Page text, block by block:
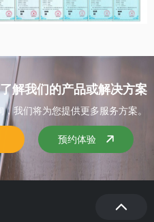
解我们的产品或解决方案
我们将为您提供更多服务方案。
预约体验